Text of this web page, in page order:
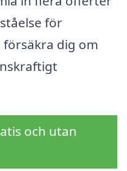
för
dig om
och utan